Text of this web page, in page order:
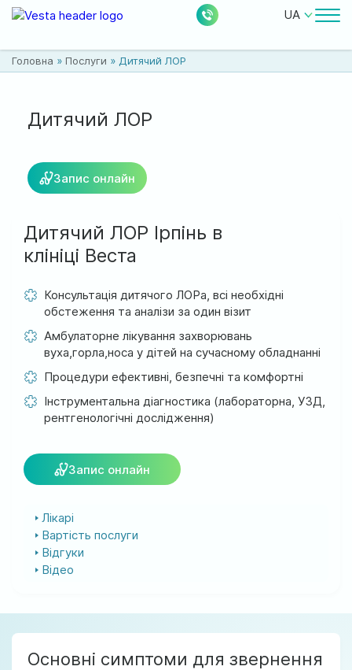
UA
Лікарі
Ціни
Контакти
Акції Новини Відгуки
Місцезнаходження:
м. Ірпінь, вул. Соборна, 128/1
Ми працюємо:
Пн-Пт: 8:00-19:00
Головна » Послуги » Дитячий ЛОР
Дитячий ЛОР
Запис онлайн
Дитячий ЛОР Ірпінь в
клініці Веста
Консультація дитячого ЛОРа, всі необхідні
обстеження та аналізи за один візит
Амбулаторне лікування захворювань
вуха,горла,носа у дітей на сучасному обладнанні
Процедури ефективні, безпечні та комфортні
Інструментальна діагностика (лабораторна, УЗД,
рентгенологічні дослідження)
Запис онлайн
Лікарі
Вартість послуги
Відгуки
Відео
Основні симптоми для звернення